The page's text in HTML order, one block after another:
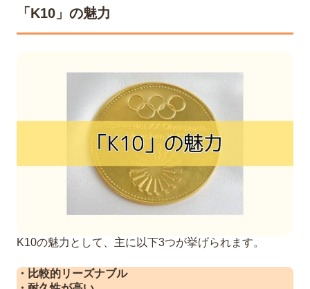
「K10」の魅力
K10の魅力として、主に以下3つが挙げられます。
・比較的リーズナブル